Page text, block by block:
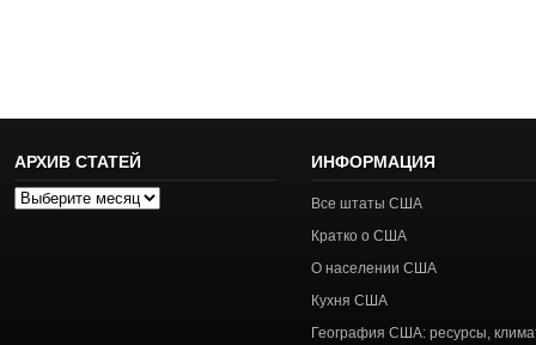
АРХИВ СТАТЕЙ
Архив
ИНФОРМАЦИЯ
Все штаты США
Кратко о США
О населении США
Кухня США
География США: ресурсы,